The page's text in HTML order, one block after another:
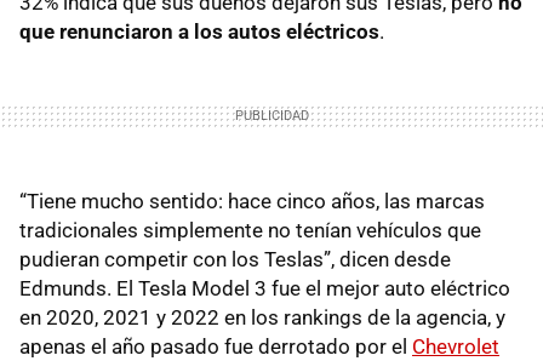
que renunciaron a los autos eléctricos.
“Tiene mucho sentido: hace cinco años, las marcas
tradicionales simplemente no tenían vehículos que
pudieran competir con los Teslas”, dicen desde
Edmunds. El Tesla Model 3 fue el mejor auto eléctrico
en 2020, 2021 y 2022 en los rankings de la agencia, y
apenas el año pasado fue derrotado por el Chevrolet